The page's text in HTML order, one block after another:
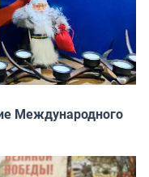
Международного